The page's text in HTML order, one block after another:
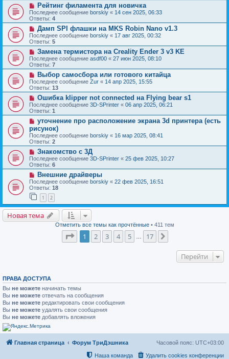
Рейтинг филамента для новичка
Последнее сообщение borskiy « 14 сен 2025, 06:33
Ответы: 4
Дамп SPI флашки на MKS Robin Nano v1.3
Последнее сообщение borskiy « 17 авг 2025, 00:32
Ответы: 5
Замена термистора на Creality Ender 3 v3 KE
Последнее сообщение asdf00 « 27 июн 2025, 08:10
Ответы: 7
Выбор самосбора или готового китайца
Последнее сообщение Zur « 14 апр 2025, 15:55
Ответы: 13
Ошибка klipper not connected на Flying bear s1
Последнее сообщение 3D-SPrinter « 06 апр 2025, 06:21
Ответы: 1
уточнение про расположение экрана 3d принтера (есть
рисунок)
Последнее сообщение borskiy « 16 мар 2025, 08:41
Ответы: 2
Знакомство с 3Д
Последнее сообщение 3D-SPrinter « 25 фев 2025, 10:27
Ответы: 6
Внешние драйверы
Последнее сообщение borskiy « 22 фев 2025, 16:51
Ответы: 18
1 2
Новая тема
Отметить все темы как прочтённые• 411 тем
Страница1 из
1 2 3 4 5 17
Перейти
ПРАВА ДОСТУПА
Вы не можете начинать темы
Вы не можете отвечать на сообщения
Вы не можете редактировать свои сообщения
Вы не можете удалять свои сообщения
Вы не можете добавлять вложения
Главная страница Форум ТриДэшника Часовой пояс: UTC+03:00
Удалить cookies конференции
Наша команда